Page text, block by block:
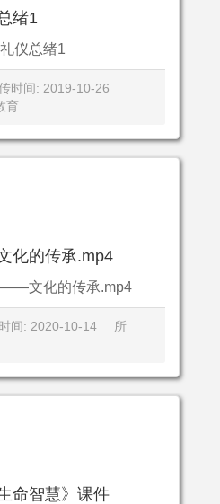
绪1
仪总绪1
传时间: 2019-10-26
育
的传承.mp4
——文化的传承.mp4
时间: 2020-10-14
所
命智慧》课件